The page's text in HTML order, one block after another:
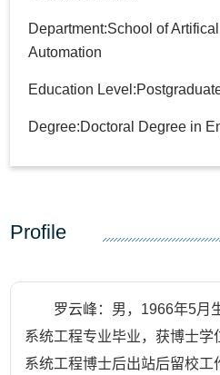
Department:School of
Automation
Education
Degree:Doctoral Degree in
Profile
罗云峰：男，1966年5月
系统工程专业毕业，获博士
系统工程博士后出站后留校工